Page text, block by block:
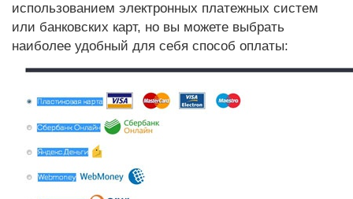
использованием электронных платежных систем
или банковских карт, но вы можете выбрать
наиболее удобный для себя способ оплаты: